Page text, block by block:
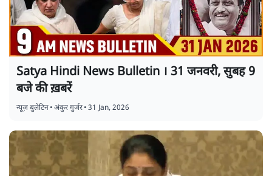
Satya Hindi News Bulletin । 31 जनवरी, सुबह 9
बजे की ख़बरें
न्यूज़ बुलेटिन•अंकुर गुर्जर•31 Jan, 2026